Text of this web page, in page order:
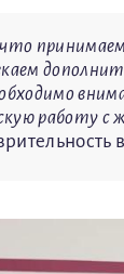
работу с